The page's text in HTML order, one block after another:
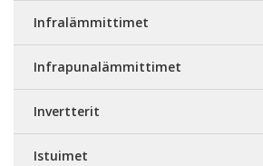
Infralämmittimet
Infrapunalämmittimet
Invertterit
Istuimet